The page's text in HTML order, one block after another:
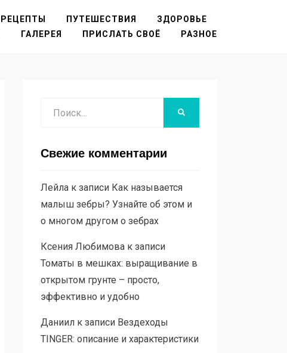
РЕЦЕПТЫ ПУТЕШЕСТВИЯ
ЗДОРОВЬЕ
ГАЛЕРЕЯ ПРИСЛАТЬ СВОЁ РАЗНОЕ
Свежие комментарии
Лейлак записи Как называется
малыш зебры? Узнайте об этом и
о многом другом о зебрах
Ксения Любимовак записи
Томаты в мешках: выращивание в
открытом грунте – просто,
эффективно и удобно
Даниилк записи Вездеходы
TINGER: описание и характеристики